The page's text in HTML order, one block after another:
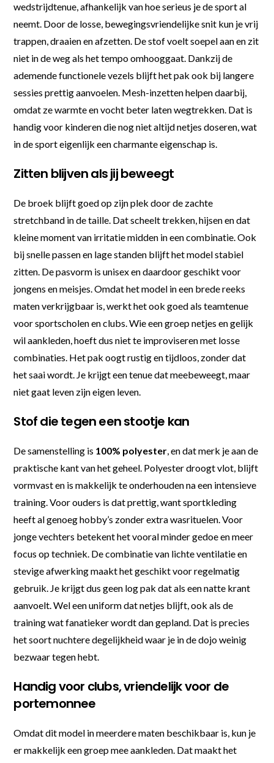
wedstrijdtenue, afhankelijk van hoe serieus je de sport al
neemt. Door de losse, bewegingsvriendelijke snit kun je vrij
trappen, draaien en afzetten. De stof voelt soepel aan en zit
niet in de weg als het tempo omhooggaat. Dankzij de
ademende functionele vezels blijft het pak ook bij langere
sessies prettig aanvoelen. Mesh-inzetten helpen daarbij,
omdat ze warmte en vocht beter laten wegtrekken. Dat is
handig voor kinderen die nog niet altijd netjes doseren, wat
in de sport eigenlijk een charmante eigenschap is.
Zitten blijven als jij beweegt
De broek blijft goed op zijn plek door de zachte
stretchband in de taille. Dat scheelt trekken, hijsen en dat
kleine moment van irritatie midden in een combinatie. Ook
bij snelle passen en lage standen blijft het model stabiel
zitten. De pasvorm is unisex en daardoor geschikt voor
jongens en meisjes. Omdat het model in een brede reeks
maten verkrijgbaar is, werkt het ook goed als teamtenue
voor sportscholen en clubs. Wie een groep netjes en gelijk
wil aankleden, hoeft dus niet te improviseren met losse
combinaties. Het pak oogt rustig en tijdloos, zonder dat
het saai wordt. Je krijgt een tenue dat meebeweegt, maar
niet gaat leven zijn eigen leven.
Stof die tegen een stootje kan
De samenstelling is 100% polyester, en dat merk je aan de
praktische kant van het geheel. Polyester droogt vlot, blijft
vormvast en is makkelijk te onderhouden na een intensieve
training. Voor ouders is dat prettig, want sportkleding
heeft al genoeg hobby’s zonder extra wasrituelen. Voor
jonge vechters betekent het vooral minder gedoe en meer
focus op techniek. De combinatie van lichte ventilatie en
stevige afwerking maakt het geschikt voor regelmatig
gebruik. Je krijgt dus geen log pak dat als een natte krant
aanvoelt. Wel een uniform dat netjes blijft, ook als de
training wat fanatieker wordt dan gepland. Dat is precies
het soort nuchtere degelijkheid waar je in de dojo weinig
bezwaar tegen hebt.
Handig voor clubs, vriendelijk voor de
portemonnee
Omdat dit model in meerdere maten beschikbaar is, kun je
er makkelijk een groep mee aankleden. Dat maakt het